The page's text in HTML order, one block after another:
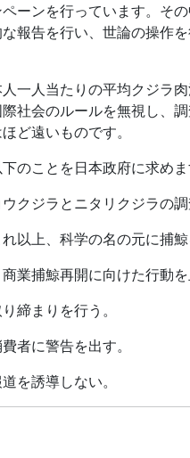
ーンを行っています。そ
報告を行い、世論の操作
一人当たりの平均クジラ
社会のルールを無視し、
ど遠いものです。
のことを日本政府に求めま
クジラとニタリクジラの調
以上、科学の名の元に捕鯨
業捕鯨再開に向けた行動を
締まりを行う。
者に警告を出す。
を誘導しない。